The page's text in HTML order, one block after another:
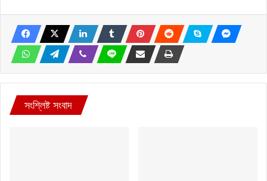
সংশ্লিষ্ট সংবাদ